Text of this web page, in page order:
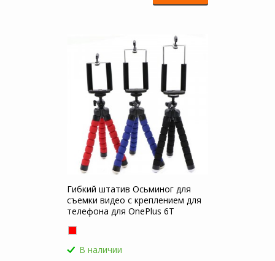
Гибкий штатив Осьминог для
съемки видео с креплением для
телефона для OnePlus 6T
В наличии